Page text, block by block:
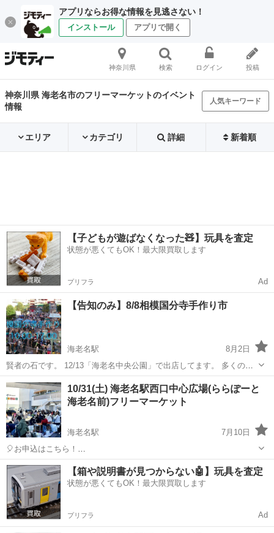
アプリならお得な情報を見逃さない！
インストール アプリで開く
神奈川県 検索 ログイン 投稿
神奈川県 海老名市のフリーマーケットのイベント
情報
人気キーワード
エリア カテゴリ 詳細 新着順
【子どもが遊ばなくなった🧸】玩具を査定
状態が悪くてもOK！最大限買取します
プリフラ Ad
【告知のみ】8/8相模国分寺手作り市
海老名駅
8月2日
賢者の石です。 12/13「海老名中央公園」で出店してます。 多くのお
店が並んでいます。 お時間ある方は遊びに来て頂ければ、嬉しいで
す。 天然石のアクセサリーを販売しています。 【出店日】8/8 【営業
時間】10:00-1...
神奈川 海老名市 海老名駅 フリーマーケット
10/31(土) 海老名駅西口中心広場(ららぽーと
海老名前)フリーマーケット
海老名駅
7月10日
🎈お申込はこちら！
https://recyclekanagawa.com/place/%e3%82%89%e3%82%89%e3%8
1%bd%e3%83%bc%e3%81%a8%e6%b5%b7%e8%80%81%e5%9...
神奈川 海老名市 海老名駅 フリーマーケット 会場
【箱や説明書が見つからない🤖】玩具を査定
状態が悪くてもOK！最大限買取します
プリフラ Ad